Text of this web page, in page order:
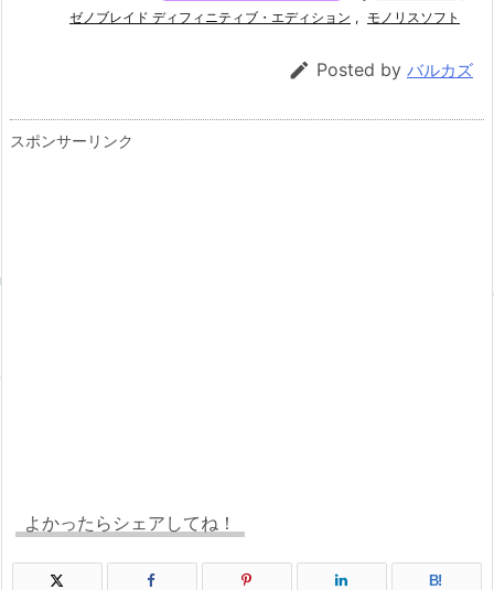
ゼノブレイド ディフィニティブ・エディション , モノリスソフト
 Posted by バルカズ
スポンサーリンク
よかったらシェアしてね！
B!